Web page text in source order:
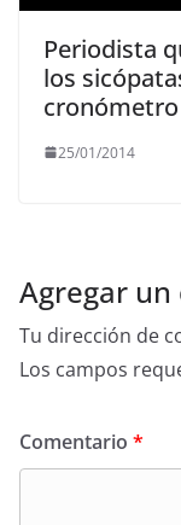
Periodista
los
25/01/2014
Agregar
Tu dirección de
Los campos
Comentario *